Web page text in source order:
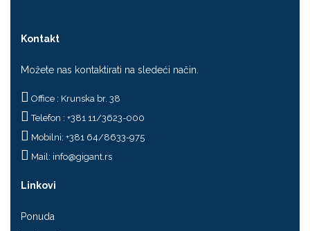
Kontakt
Možete nas kontaktirati na sledeći način.
Office : Krunska br. 38
Telefon : +381 11/3623-000
Mobilni: +381 64/8633-975
Mail: info@gigant.rs
Linkovi
Ponuda